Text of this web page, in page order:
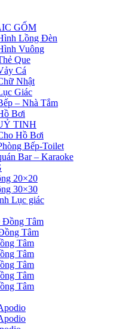
GỐM
Lồng Đèn
Vuông
Que
Cá
Nhật
Giác
– Nhà Tắm
Bơi
TINH
Hồ Bơi
Bếp-Toilet
Bar – Karaoke
20×20
30×30
Lục giác
Đồng Tâm
Tâm
Tâm
Tâm
Tâm
Tâm
Tâm